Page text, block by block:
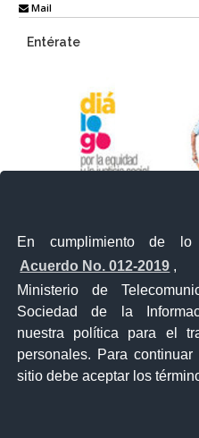
En cumplimiento de
Acuerdo No. 012-2019 ,
Ministerio de
Sociedad de la
nuestra política para el
personales. Para
sitio debe aceptar los
Mail
Entérate
Ventanilla
Ventanilla Única